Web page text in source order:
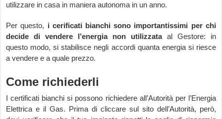
utilizzare in casa in maniera autonoma in un anno.
Per questo, i cerificati bianchi sono importantissimi per chi
decide di vendere l’energia non utilizzataal Gestore: in
questo modo, si stabilisce negli accordi quanta energia si riesce
a vendere e a quale prezzo.
Come richiederli
I certificati bianchi si possono richiedere all’Autorità per l’Energia
Elettrica e il Gas. Prima di cliccare sul sito dell’Autorità, però,